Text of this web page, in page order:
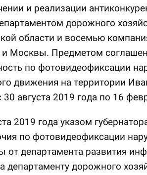
и реализации
дорожного
области и восемью
Москвы. Предметом
по фотовидеофиксации
движения на территории
30 августа 2019 года по 16
2019 года указом
по фотовидеофиксации
от департамента развития
департаменту дорожного